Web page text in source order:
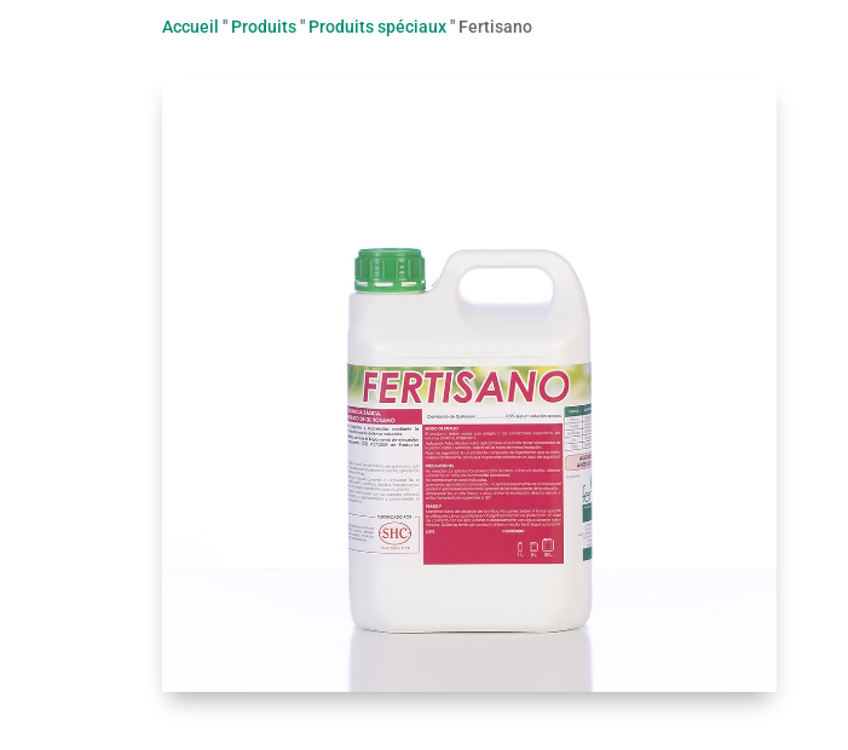
Accueil " Produits" Produits spéciaux" Fertisano